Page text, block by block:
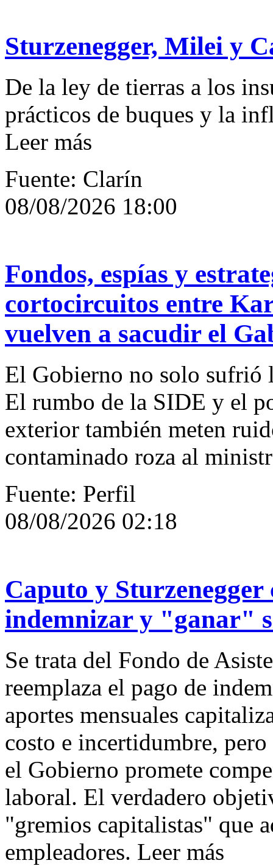
Sturzenegger, Milei y
De la ley de tierras a los
prácticos de buques y la
Leer más
Fuente: Clarín
08/08/2026 18:00
Fondos, espías y
cortocircuitos entre
vuelven a sacudir el
El Gobierno no solo sufrió
El rumbo de la SIDE y el
exterior también meten
contaminado roza al
Fuente: Perfil
08/08/2026 02:18
Caputo y
indemnizar y "ganar"
Se trata del Fondo de
reemplaza el pago de
aportes mensuales
costo e incertidumbre,
el Gobierno promete
laboral. El verdadero
"gremios capitalistas" que
empleadores. Leer más